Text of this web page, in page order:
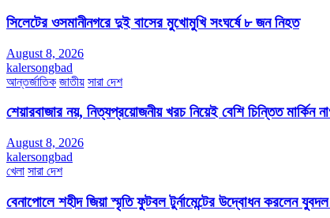
সিলেটের ওসমানীনগরে দুই বাসের মুখোমুখি সংঘর্ষে ৮ জন নিহত
August 8, 2026
kalersongbad
আন্তর্জাতিক জাতীয় সারা দেশ
শেয়ারবাজার নয়, নিত্যপ্রয়োজনীয় খরচ নিয়েই বেশি চিন্তিত মার্কিন
August 8, 2026
kalersongbad
খেলা সারা দেশ
বেনাপোলে শহীদ জিয়া স্মৃতি ফুটবল টুর্নামেন্টের উদ্বোধন করলেন